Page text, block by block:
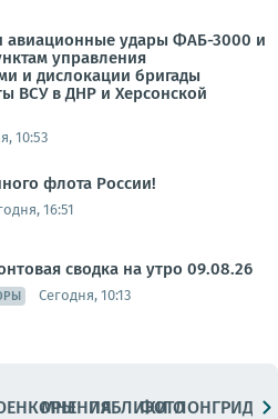
авиационные удары ФАБ-3000 и
управления
и дислокации бригады
ВСУ в ДНР и Херсонской
10:53
флота России!
16:51
сводка на утро 09.08.26
Сегодня, 10:13
МНЕНИЯПАБЛИКИ
ФОТОЛОНГРИДЫ